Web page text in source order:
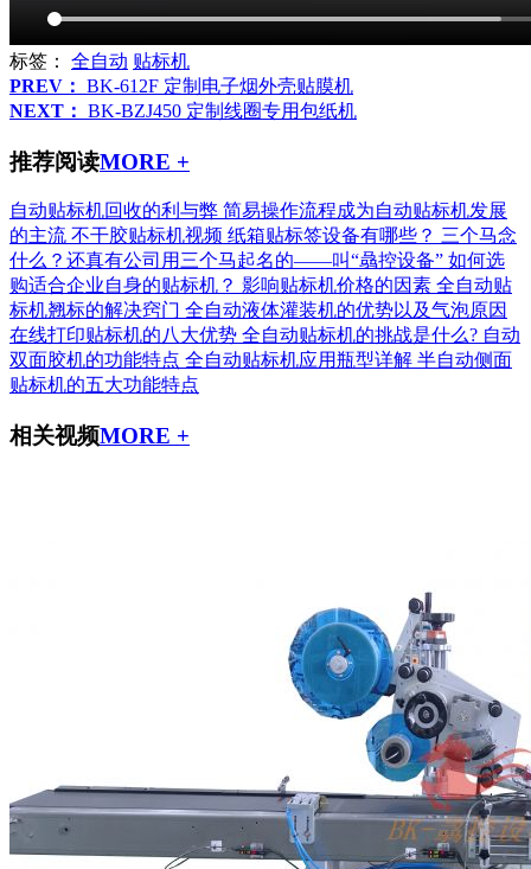
标签： 全自动 贴标机
PREV： BK-612F 定制电子烟外壳贴膜机
NEXT： BK-BZJ450 定制线圈专用包纸机
推荐阅读MORE +
自动贴标机回收的利与弊 简易操作流程成为自动贴标机发展
的主流 不干胶贴标机视频 纸箱贴标签设备有哪些？ 三个马念
什么？还真有公司用三个马起名的——叫“骉控设备” 如何选
购适合企业自身的贴标机？ 影响贴标机价格的因素 全自动贴
标机翘标的解决窍门 全自动液体灌装机的优势以及气泡原因
在线打印贴标机的八大优势 全自动贴标机的挑战是什么? 自动
双面胶机的功能特点 全自动贴标机应用瓶型详解 半自动侧面
贴标机的五大功能特点
相关视频MORE +